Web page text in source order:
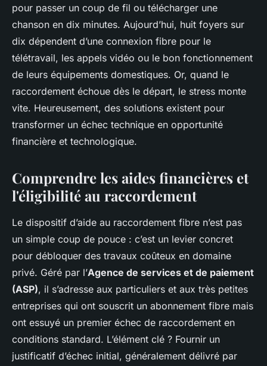
pour passer un coup de fil ou télécharger une
chanson en dix minutes. Aujourd’hui, huit foyers sur
dix dépendent d’une connexion fibre pour le
télétravail, les appels vidéo ou le bon fonctionnement
de leurs équipements domestiques. Or, quand le
raccordement échoue dès le départ, le stress monte
vite. Heureusement, des solutions existent pour
transformer un échec technique en opportunité
financière et technologique.
Comprendre les aides financières et
l'éligibilité au raccordement
Le dispositif d’aide au raccordement fibre n’est pas
un simple coup de pouce : c’est un levier concret
pour débloquer des travaux coûteux en domaine
privé. Géré par l’Agence de services et de paiement
(ASP), il s’adresse aux particuliers et aux très petites
entreprises qui ont souscrit un abonnement fibre mais
ont essuyé un premier échec de raccordement en
conditions standard. L’élément clé ? Fournir un
justificatif d’échec initial, généralement délivré par